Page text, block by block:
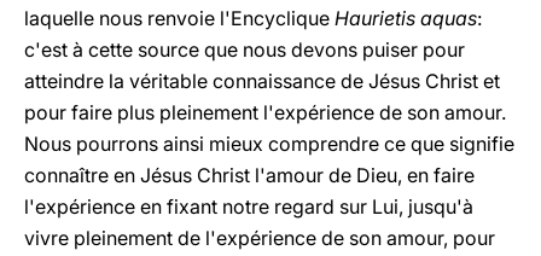
laquelle nous renvoie l'Encyclique Haurietis aquas:
c'est à cette source que nous devons puiser pour
atteindre la véritable connaissance de Jésus Christ et
pour faire plus pleinement l'expérience de son amour.
Nous pourrons ainsi mieux comprendre ce que signifie
connaître en Jésus Christ l'amour de Dieu, en faire
l'expérience en fixant notre regard sur Lui, jusqu'à
vivre pleinement de l'expérience de son amour, pour